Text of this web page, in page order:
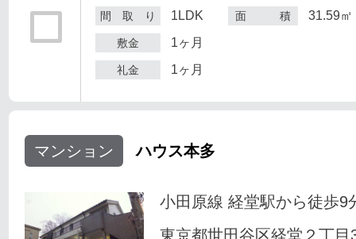
間 取 り 1LDK 面 積 31.59㎡
敷金 1ヶ月
礼金 1ヶ月
マンション ハウス本多
小田原線 経堂駅から徒歩9
東京都世田谷区経堂２丁目